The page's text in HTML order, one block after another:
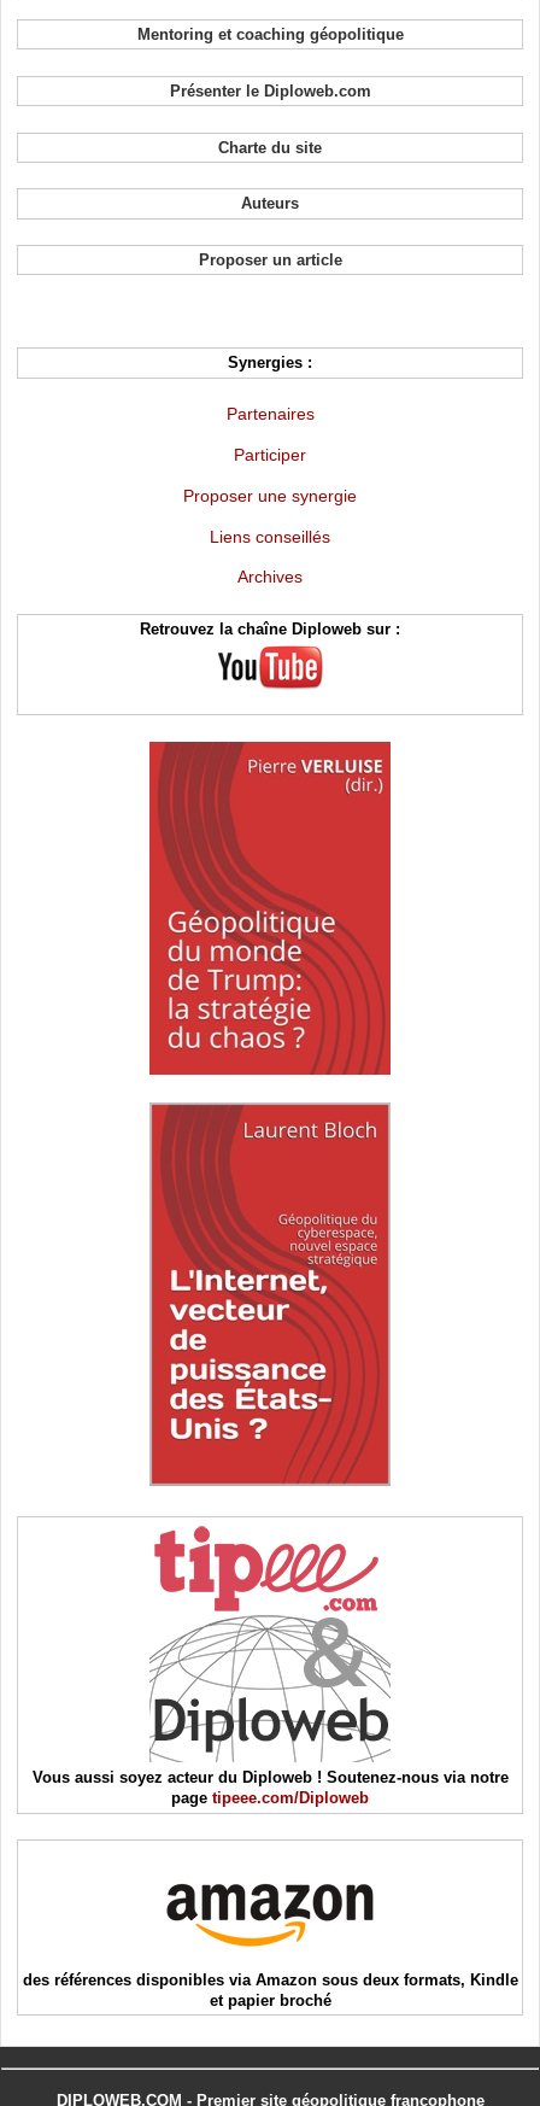
Mentoring et coaching géopolitique
Présenter le Diploweb.com
Charte du site
Auteurs
Proposer un article
Synergies :
Partenaires
Participer
Proposer une synergie
Liens conseillés
Archives
Retrouvez la chaîne Diploweb sur :
Vous aussi soyez acteur du Diploweb ! Soutenez-nous via notre
page tipeee.com/Diploweb
des références disponibles via Amazon sous deux formats, Kindle
et papier broché
DIPLOWEB.COM - Premier site géopolitique francophone